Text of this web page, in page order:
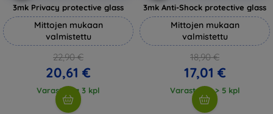
3mk Privacy protective glass
Mittojen mukaan
valmistettu
22,90 €
20,61 €
Varastossa 3 kpl
3mk Anti-Shock protective glass
Mittojen mukaan
valmistettu
18,90 €
17,01 €
Varastossa > 5 kpl